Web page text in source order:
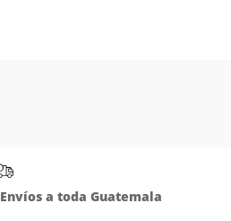
Envíos a toda Guatemala